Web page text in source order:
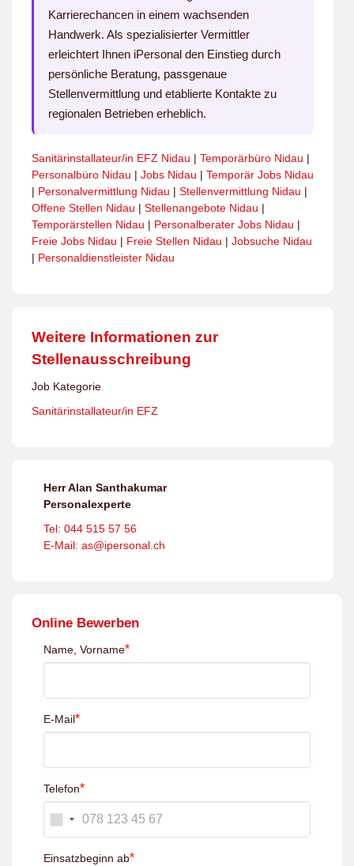
Karrierechancen in einem wachsenden
Handwerk. Als spezialisierter Vermittler
erleichtert Ihnen iPersonal den Einstieg durch
persönliche Beratung, passgenaue
Stellenvermittlung und etablierte Kontakte zu
regionalen Betrieben erheblich.
Sanitärinstallateur/in EFZ Nidau | Temporärbüro Nidau |
Personalbüro Nidau | Jobs Nidau | Temporär Jobs Nidau
| Personalvermittlung Nidau | Stellenvermittlung Nidau |
Offene Stellen Nidau | Stellenangebote Nidau |
Temporärstellen Nidau | Personalberater Jobs Nidau |
Freie Jobs Nidau | Freie Stellen Nidau | Jobsuche Nidau
| Personaldienstleister Nidau
Weitere Informationen zur
Stellenausschreibung
Job Kategorie
Sanitärinstallateur/in EFZ
Herr Alan Santhakumar
Personalexperte
Tel: 044 515 57 56
E-Mail: as@ipersonal.ch
Online Bewerben
Name, Vorname*
E-Mail*
Telefon*
Einsatzbeginn ab*